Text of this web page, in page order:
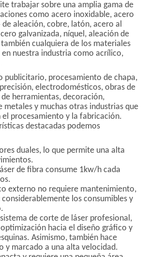
trabajar sobre una amplia gama de
como acero inoxidable, acero
aleación, cobre, latón, acero al
galvanizada, níquel, aleación de
cualquiera de los materiales
en nuestra industria como acrílico,
publicitario, procesamiento de chapa,
electrodomésticos, obras de
herramientas, decoración,
metales y muchas otras industrias que
el procesamiento y la fabricación.
destacadas podemos
duales, lo que permite una alta
de fibra consume 1kw/h cada
externo no requiere mantenimiento,
los consumibles y
de corte de láser profesional,
hacia el diseño gráfico y
Asimismo, también hace
y marcado a una alta velocidad.